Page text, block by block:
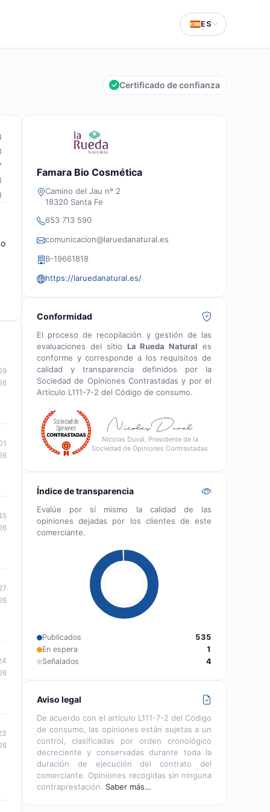
ES
Certificado de confianza
Famara Bio Cosmética
Camino del Jau nº 2
18320 Santa Fe
653 713 590
comunicacion@laruedanatural.es
B-19661818
https://laruedanatural.es/
Conformidad
El proceso de recopilación y gestión de las
evaluaciones del sitio La Rueda Natural es
conforme y corresponde a los requisitos de
calidad y transparencia definidos por la
Sociedad de Opiniones Contrastadas y por el
Artículo L111-7-2 del Código de consumo.
Nicolas Duval, Presidente de la
Sociedad de Opiniones Contrastadas
Índice de transparencia
Evalúe por sí mismo la calidad de las
opiniones dejadas por los clientes de este
comerciante.
Publicados
535
En espera
1
Señalados
4
Aviso legal
De acuerdo con el artículo L111-7-2 del Código
de consumo, las opiniones están sujetas a un
control, clasificadas por orden cronológico
decreciente y conservadas durante toda la
duración de ejecución del contrato del
comerciante. Opiniones recogidas sin ninguna
contraprestación. Saber más…